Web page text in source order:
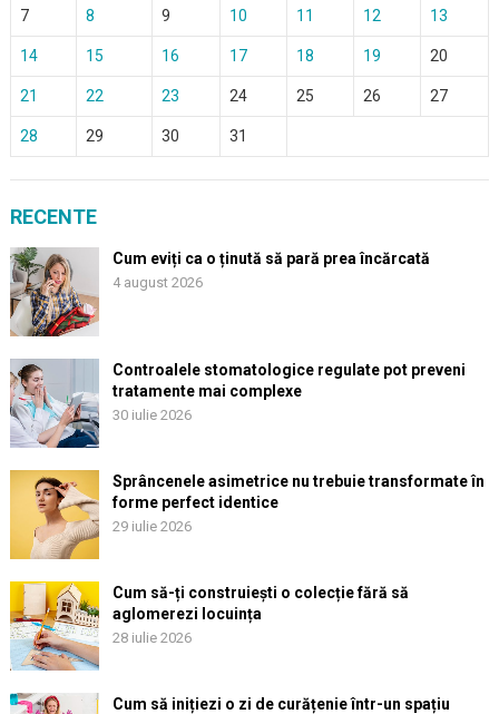
7 8 9 10 11 12 13
14 15 16 17 18 19 20
21 22 23 24 25 26 27
28 29 30 31
RECENTE
Cum eviți ca o ținută să pară prea încărcată
4 august 2026
Controalele stomatologice regulate pot preveni
tratamente mai complexe
30 iulie 2026
Sprâncenele asimetrice nu trebuie transformate în
forme perfect identice
29 iulie 2026
Cum să-ți construiești o colecție fără să
aglomerezi locuința
28 iulie 2026
Cum să inițiezi o zi de curățenie într-un spațiu